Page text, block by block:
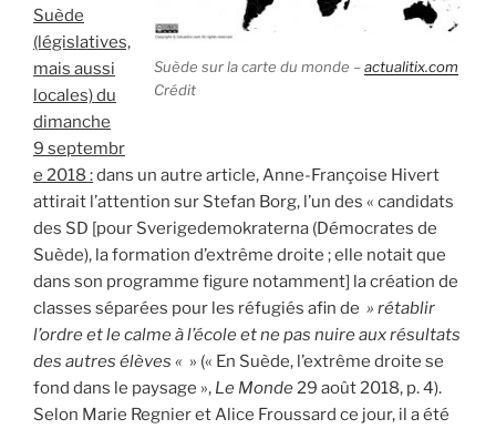
Suède sur la carte du monde –actualitix.com
Crédit
Suède
(législatives,
mais aussi
locales) du
dimanche
9 septembr
e 2018 :dans un autre article, Anne-Françoise Hivert
attirait l’attention sur Stefan Borg, l’un des « candidats
des SD [pour Sverigedemokraterna (Démocrates de
Suède), la formation d’extrême droite ; elle notait que
dans son programme figure notamment] la création de
classes séparées pour les réfugiés afin de » rétablir
l’ordre et le calme à l’école et ne pas nuire aux résultats
des autres élèves « » (« En Suède, l’extrême droite se
fond dans le paysage », Le Monde 29 août 2018, p. 4).
Selon Marie Regnier et Alice Froussard ce jour, il a été